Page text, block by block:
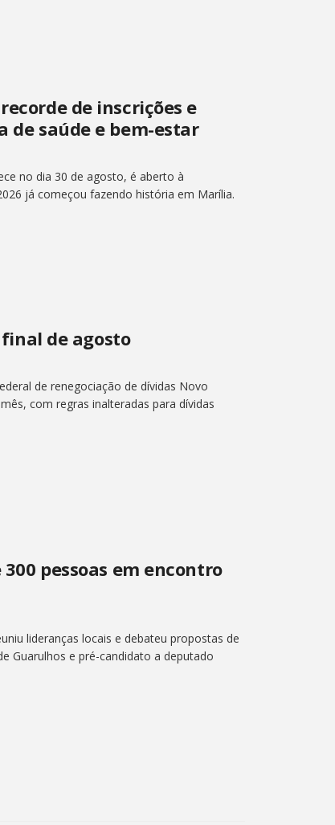
de inscrições e
de saúde e bem-estar
no dia 30 de agosto, é aberto à
já começou fazendo história em Marília.
de agosto
de renegociação de dívidas Novo
com regras inalteradas para dívidas
pessoas em encontro
lideranças locais e debateu propostas de
Guarulhos e pré-candidato a deputado